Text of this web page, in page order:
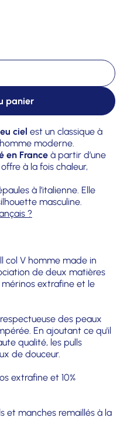
panier
ciel est un classique à
moderne.
en France à partir d’une
à la fois chaleur,
à l’italienne. Elle
masculine.
?
col V homme made in
de deux matières
mérinos extrafine et le
des peaux
En ajoutant ce qu'il
qualité, les pulls
de douceur.
extrafine et 10%
et manches remaillés à la